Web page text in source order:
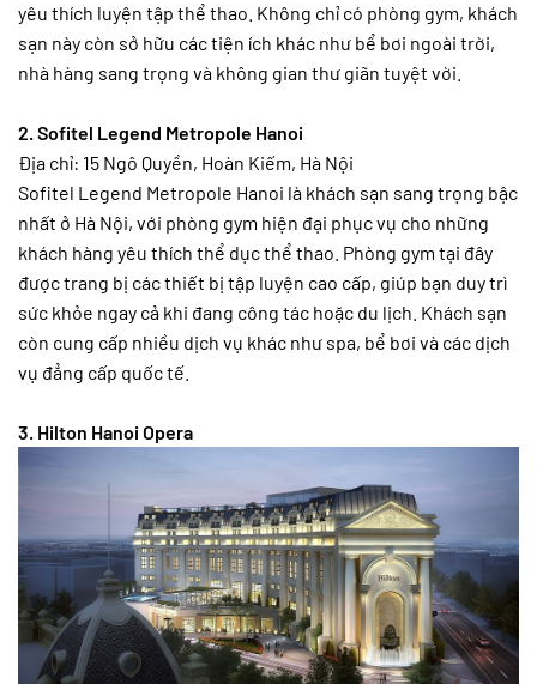
yêu thích luyện tập thể thao. Không chỉ có phòng gym, khách
sạn này còn sở hữu các tiện ích khác như bể bơi ngoài trời,
nhà hàng sang trọng và không gian thư giãn tuyệt vời.
2. Sofitel Legend Metropole Hanoi
Địa chỉ: 15 Ngô Quyền, Hoàn Kiếm, Hà Nội
Sofitel Legend Metropole Hanoi là khách sạn sang trọng bậc
nhất ở Hà Nội, với phòng gym hiện đại phục vụ cho những
khách hàng yêu thích thể dục thể thao. Phòng gym tại đây
được trang bị các thiết bị tập luyện cao cấp, giúp bạn duy trì
sức khỏe ngay cả khi đang công tác hoặc du lịch. Khách sạn
còn cung cấp nhiều dịch vụ khác như spa, bể bơi và các dịch
vụ đẳng cấp quốc tế.
3. Hilton Hanoi Opera